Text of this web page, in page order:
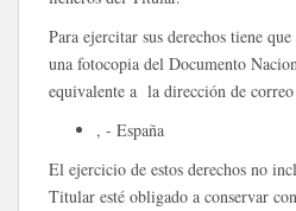
Para ejercitar sus derechos tiene
una fotocopia del Documento
equivalente a la dirección de
, - España
El ejercicio de estos derechos no
Titular esté obligado a conservar